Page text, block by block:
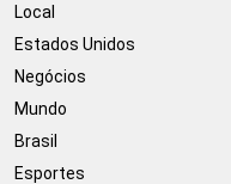
Local
Estados Unidos
Negócios
Mundo
Brasil
Esportes